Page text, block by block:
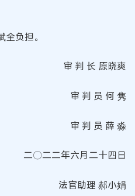
负担。
审 判 长 原晓爽
审 判 员 何 隽
审 判 员 薛 淼
二〇二二年六月二十四日
法官助理 郝小娟